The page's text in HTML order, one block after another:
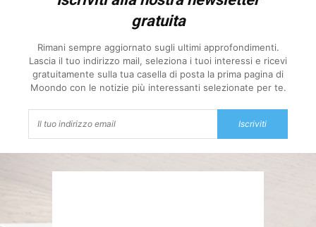
gratuita
Rimani sempre aggiornato sugli ultimi approfondimenti.
Lascia il tuo indirizzo mail, seleziona i tuoi interessi e ricevi
gratuitamente sulla tua casella di posta la prima pagina di
Moondo con le notizie più interessanti selezionate per te.
Iscriviti